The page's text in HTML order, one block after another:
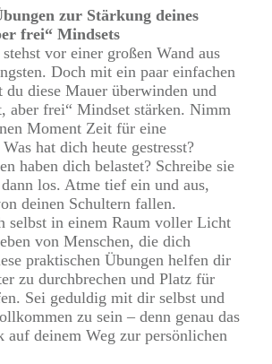
zur Stärkung deines
frei“ Mindsets
vor einer großen Wand aus
Doch mit ein paar einfachen
du diese Mauer überwinden und
aber frei“ Mindset stärken. Nimm
Moment Zeit für eine
hat dich heute gestresst?
haben dich belastet? Schreibe sie
los. Atme tief ein und aus,
deinen Schultern fallen.
selbst in einem Raum voller Licht
von Menschen, die dich
praktischen Übungen helfen dir
zu durchbrechen und Platz für
Sei geduldig mit dir selbst und
zu sein – denn genau das
auf deinem Weg zur persönlichen